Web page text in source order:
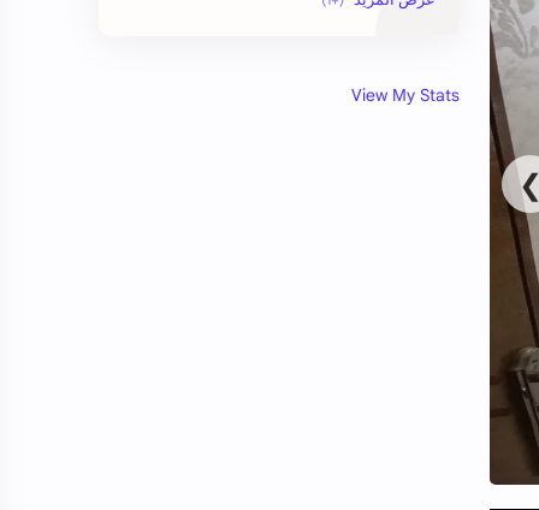
View My Stats